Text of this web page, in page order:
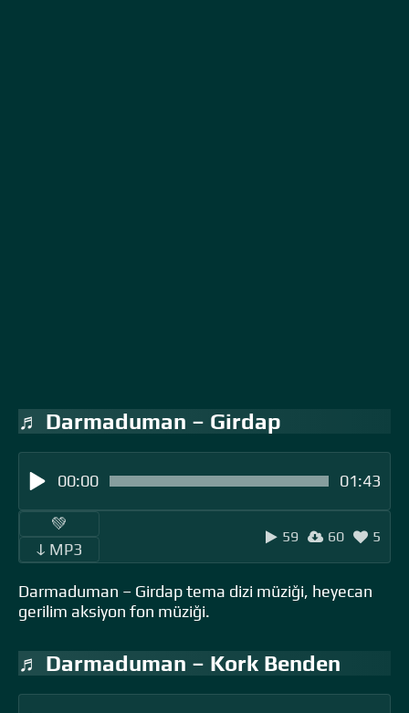
♬ Darmaduman – Girdap
00:00 01:43
‎ ‎ ‎‎ ‎ ‎‎ ‎ ‎💚 ‎‎ ‎
‎‎‎ ‎ ‎ↆ MP3 ‎ ‎
59 60 5
Darmaduman – Girdap tema dizi müziği, heyecan
gerilim aksiyon fon müziği.
♬ Darmaduman – Kork Benden